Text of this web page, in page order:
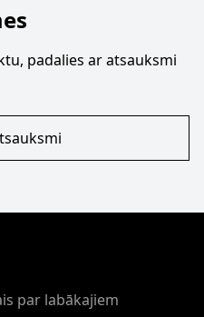
padalies ar atsauksmi
par labākajiem